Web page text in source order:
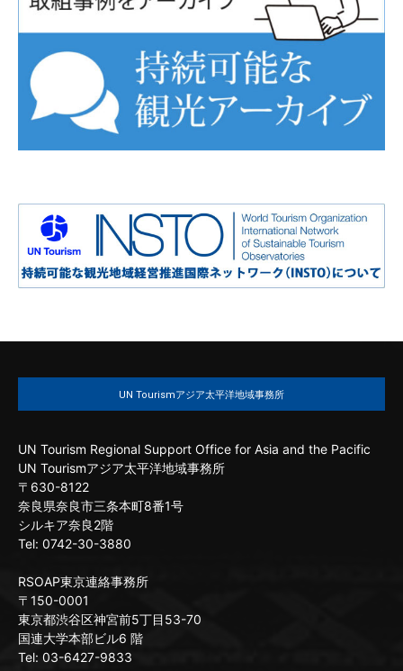
UN Tourismアジア太平洋地域事務所
UN Tourism Regional Support Office for Asia and the Pacific
UN Tourismアジア太平洋地域事務所
〒630-8122
奈良県奈良市三条本町8番1号
シルキア奈良2階
Tel: 0742-30-3880
RSOAP東京連絡事務所
〒150-0001
東京都渋谷区神宮前5丁目53-70
国連大学本部ビル6 階
Tel: 03-6427-9833